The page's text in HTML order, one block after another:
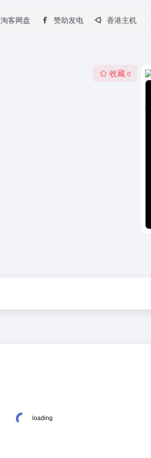
淘客网盘 赞助发电 香港主机
收藏 0